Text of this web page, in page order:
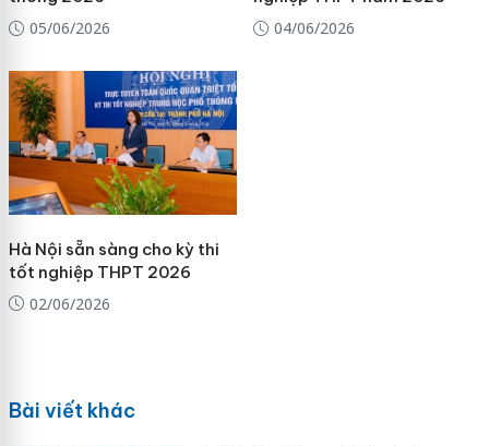
05/06/2026
04/06/2026
Hà Nội sẵn sàng cho kỳ thi
tốt nghiệp THPT 2026
02/06/2026
Bài viết khác